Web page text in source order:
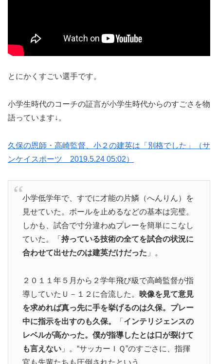
とにかくすごい選手です。
小学生時代のコーチの証言が小学生時代からのすごさを物
語っています↓。
久保の恩師・高崎監督、小２の建英は「別格でした」（サ
ンケイスポーツ 2019.5.24 05:02）
小学低学年で、すでに才能の片鱗（へんりん）を
見せていた。ボールを止めるなどの基本は完璧。
しかも、試合で寸分違わぬプレーを簡単にこなし
ていた。「 持っている技術の全てを試合の状況に
合わせて出せたのは建英だけだった 」。
２０１１年５月から２学年飛び級で高崎監督が指
導していたＵ－１２に合流した。
映像を見て意見
を求めれば真っ先に手を挙げるのは久保。プレー
中に指示を出すのも久保。
「 インテリジェンスの
レベルが高かった。僕が指導したとは口が裂けて
も言えない」。“サッカーＩＱ”のすごさに、指揮
官も先輩たちも圧倒されたという。